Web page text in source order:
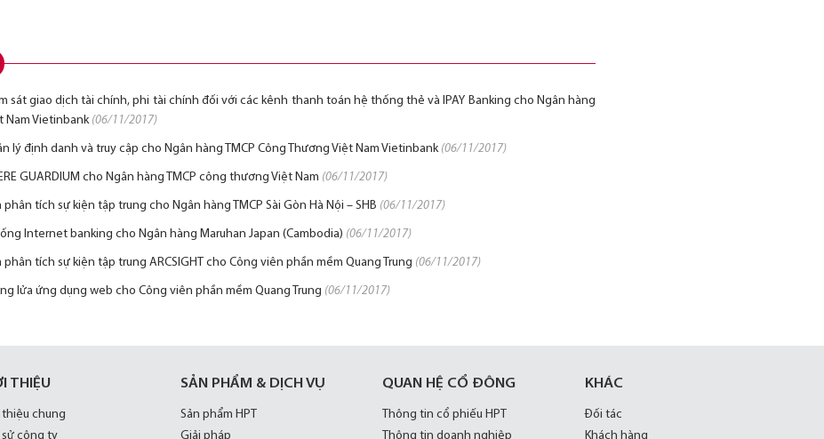
sát giao dịch tài chính, phi tài chính đối với các kênh thanh toán hệ thống thẻ và IPAY Banking cho Ngân hàng
Nam Vietinbank (06/11/2017)
lý định danh và truy cập cho Ngân hàng TMCP Công Thương Việt Nam Vietinbank (06/11/2017)
GUARDIUM cho Ngân hàng TMCP công thương Việt Nam (06/11/2017)
phân tích sự kiện tập trung cho Ngân hàng TMCP Sài Gòn Hà Nội – SHB (06/11/2017)
Internet banking cho Ngân hàng Maruhan Japan (Cambodia) (06/11/2017)
phân tích sự kiện tập trung ARCSIGHT cho Công viên phần mềm Quang Trung (06/11/2017)
lửa ứng dụng web cho Công viên phần mềm Quang Trung (06/11/2017)
THIỆU
thiệu chung
sử công ty
SẢN PHẨM & DỊCH VỤ
Sản phẩm HPT
Giải pháp
QUAN HỆ CỔ ĐÔNG
Thông tin cổ phiếu HPT
Thông tin doanh nghiệp
KHÁC
Đối tác
Khách hàng